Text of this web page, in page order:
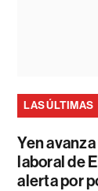
LAS ÚLTIMAS
Yen
laboral de
alerta por